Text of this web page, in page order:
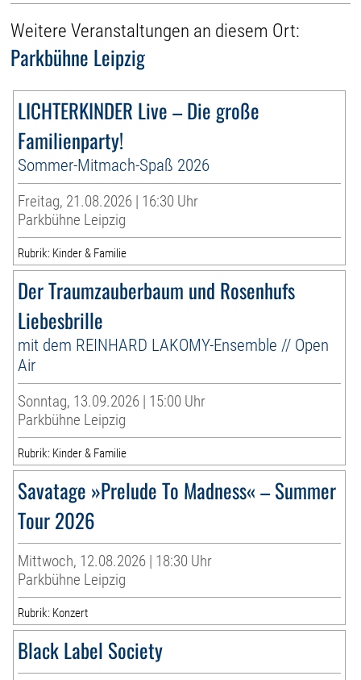
Weitere Veranstaltungen an diesem Ort:
Parkbühne Leipzig
LICHTERKINDER Live – Die große
Familienparty!
Sommer-Mitmach-Spaß 2026
Freitag, 21.08.2026 | 16:30 Uhr
Parkbühne Leipzig
Rubrik: Kinder & Familie
Der Traumzauberbaum und Rosenhufs
Liebesbrille
mit dem REINHARD LAKOMY-Ensemble // Open
Air
Sonntag, 13.09.2026 | 15:00 Uhr
Parkbühne Leipzig
Rubrik: Kinder & Familie
Savatage »Prelude To Madness« – Summer
Tour 2026
Mittwoch, 12.08.2026 | 18:30 Uhr
Parkbühne Leipzig
Rubrik: Konzert
Black Label Society